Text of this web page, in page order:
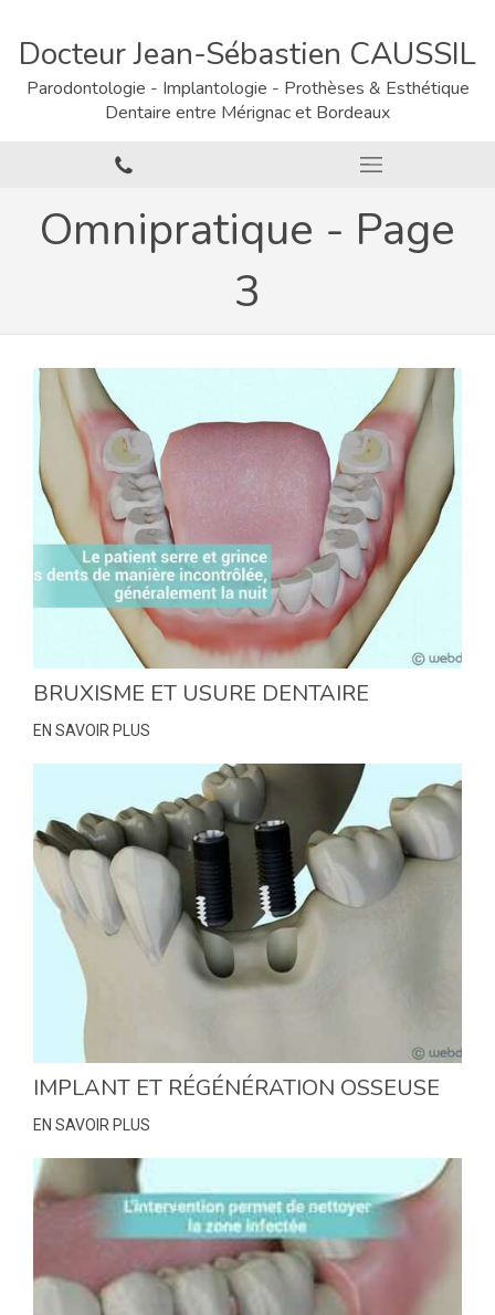
Docteur Jean-Sébastien CAUSSIL
Parodontologie - Implantologie - Prothèses & Esthétique
Dentaire entre Mérignac et Bordeaux
Omnipratique - Page
3
BRUXISME ET USURE DENTAIRE
EN SAVOIR PLUS
IMPLANT ET RÉGÉNÉRATION OSSEUSE
EN SAVOIR PLUS